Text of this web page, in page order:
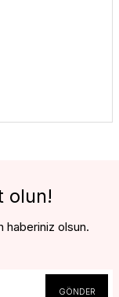
olun!
haberiniz olsun.
GÖNDER